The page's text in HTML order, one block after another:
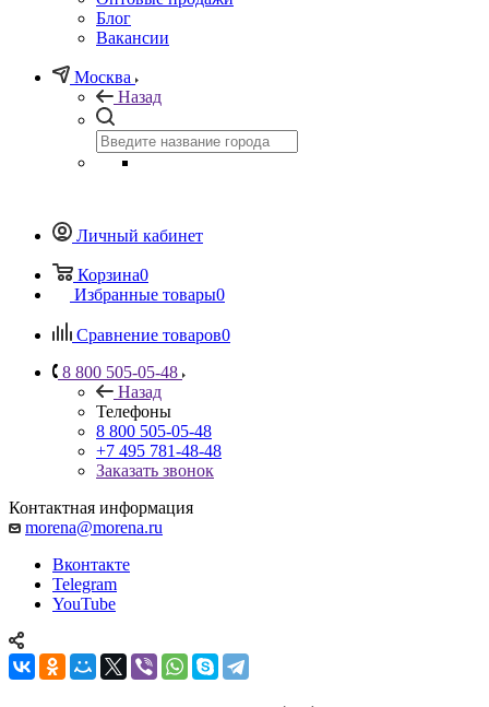
Блог
Вакансии
Москва
Назад
Личный кабинет
Корзина0
Избранные товары0
Сравнение товаров0
8 800 505-05-48
Назад
Телефоны
8 800 505-05-48
+7 495 781-48-48
Заказать звонок
Контактная информация
morena@morena.ru
Вконтакте
Telegram
YouTube